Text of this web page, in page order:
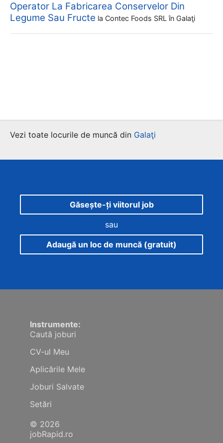
Operator La Fabricarea Conservelor Din
Legume Sau Fructe la Contec Foods SRL în Galaţi
Vezi toate locurile de muncă din Galaţi
Găsește-ți viitorul job
sau
Adaugă un loc de muncă (gratuit)
Instrumente:
Caută joburi
CV-ul Meu
Aplicările Mele
Joburi Salvate
Setări
© 2026
jobRapid.ro